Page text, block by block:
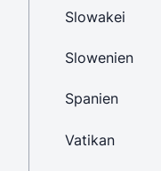
Slowakei
Slowenien
Spanien
Vatikan